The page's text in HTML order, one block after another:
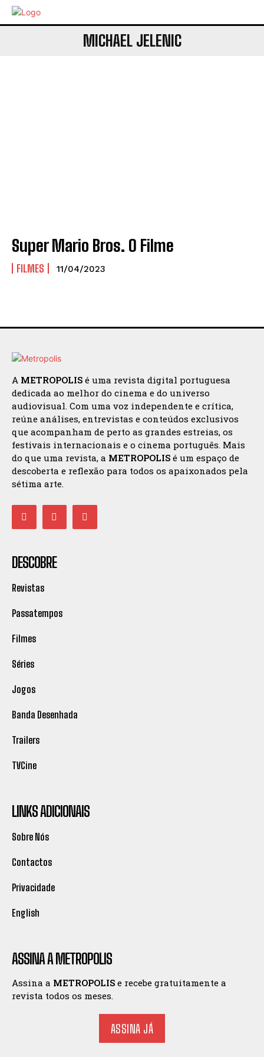
MICHAEL JELENIC
Super Mario Bros. O Filme
FILMES 11/04/2023
A METROPOLIS é uma revista digital portuguesa
dedicada ao melhor do cinema e do universo
audiovisual. Com uma voz independente e crítica,
reúne análises, entrevistas e conteúdos exclusivos
que acompanham de perto as grandes estreias, os
festivais internacionais e o cinema português. Mais
do que uma revista, a METROPOLIS é um espaço de
descoberta e reflexão para todos os apaixonados pela
sétima arte.
DESCOBRE
Revistas
Passatempos
Filmes
Séries
Jogos
Banda Desenhada
Trailers
TVCine
LINKS ADICIONAIS
Sobre Nós
Contactos
Privacidade
English
ASSINA A METROPOLIS
Assina a METROPOLIS e recebe gratuitamente a
revista todos os meses.
ASSINA JÁ